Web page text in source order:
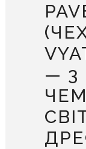
— 3